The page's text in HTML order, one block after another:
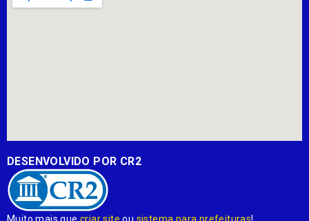
DESENVOLVIDO POR CR2